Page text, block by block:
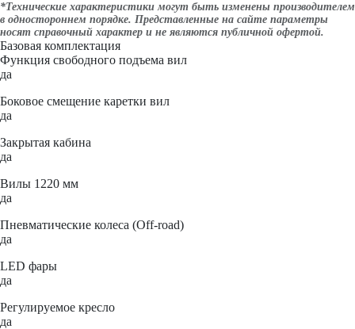
*Технические характеристики могут быть изменены производителем
в одностороннем порядке. Представленные на сайте параметры
носят справочный характер и не являются публичной офертой.
Базовая комплектация
Функция свободного подъема вил
да
Боковое смещение каретки вил
да
Закрытая кабина
да
Вилы 1220 мм
да
Пневматические колеса (Off-road)
да
LED фары
да
Регулируемое кресло
да